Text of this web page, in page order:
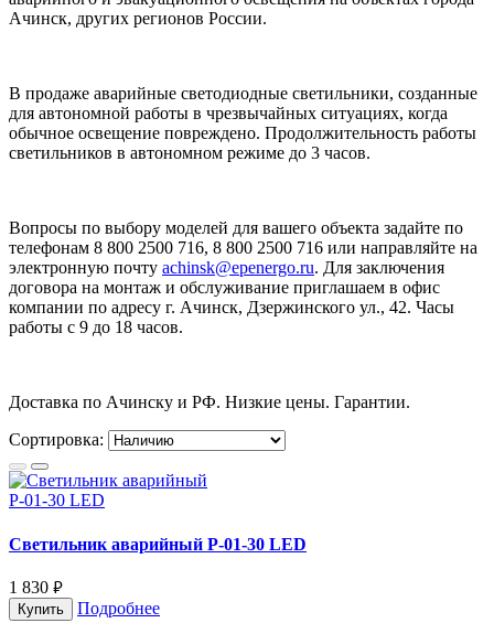
Ачинск, других регионов России.
В продаже аварийные светодиодные светильники, созданные
для автономной работы в чрезвычайных ситуациях, когда
обычное освещение повреждено. Продолжительность работы
светильников в автономном режиме до 3 часов.
Вопросы по выбору моделей для вашего объекта задайте по
телефонам 8 800 2500 716, 8 800 2500 716 или направляйте на
электронную почту achinsk@epenergo.ru. Для заключения
договора на монтаж и обслуживание приглашаем в офис
компании по адресу г. Ачинск, Дзержинского ул., 42. Часы
работы с 9 до 18 часов.
Доставка по Ачинску и РФ. Низкие цены. Гарантии.
Сортировка:
Светильник аварийный Р-01-30 LED
1 830 руб.
Купить
Подробнее